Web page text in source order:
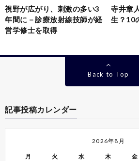
視野が広がり、刺激の多い3
年間に－診療放射線技師が経
営学修士を取得
寺井章
生？10
Back to Top
記事投稿カレンダー
2026年8月
月 火 水 木 金